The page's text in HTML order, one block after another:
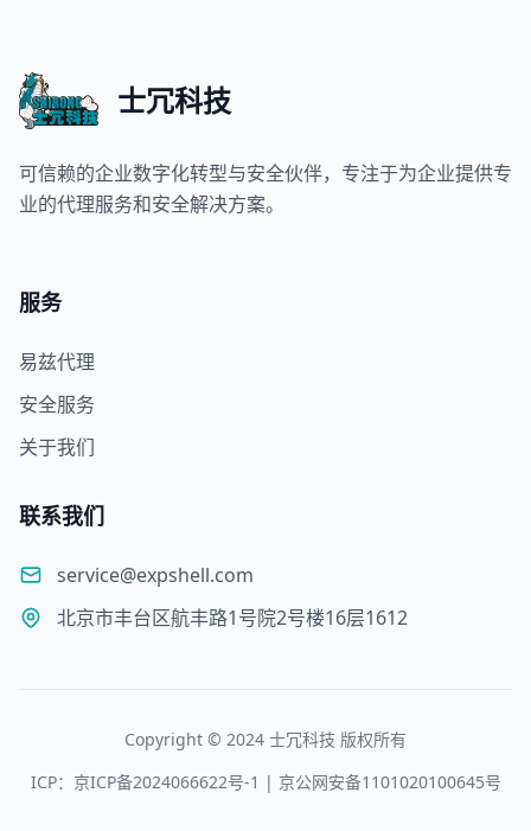
士冗科技
可信赖的企业数字化转型与安全伙伴，专注于为企业提供专
业的代理服务和安全解决方案。
服务
易兹代理
安全服务
关于我们
联系我们
service@expshell.com
北京市丰台区航丰路1号院2号楼16层1612
Copyright © 2024 士冗科技 版权所有
ICP：京ICP备2024066622号-1 | 京公网安备1101020100645号